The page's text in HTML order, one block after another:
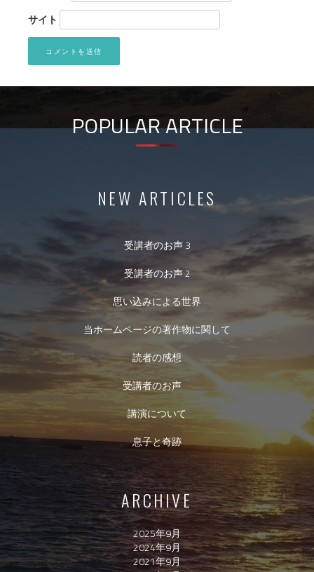
サイト
POPULAR ARTICLE
NEW ARTICLES
受講者のお声 3
受講者のお声 2
思い込みによる世界
当ホームページの著作物に関して
読者の感想
受講者のお声
講演について
息子と奇跡
ARCHIVE
2025年9月
2024年9月
2021年9月